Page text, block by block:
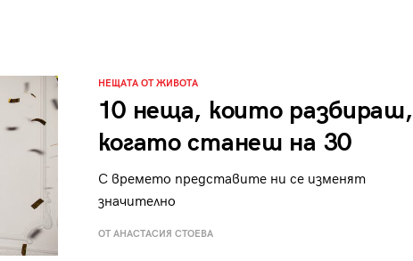
НЕЩАТА ОТ ЖИВОТА
10 неща, които разбираш,
когато станеш на 30
С времето представите ни се изменят
значително
ОТ АНАСТАСИЯ СТОЕВА